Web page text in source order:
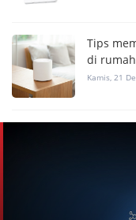
Tips
di rumah
Kamis, 21